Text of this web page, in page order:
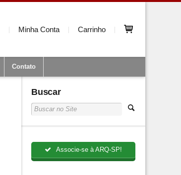
Minha Conta Carrinho
Contato
Buscar
Associe-se à ARQ-SP!